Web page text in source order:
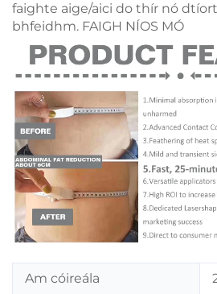
faighte aige/aici do thír nó
bhfeidhm. FAIGH NÍOS MÓ
Am cóireála